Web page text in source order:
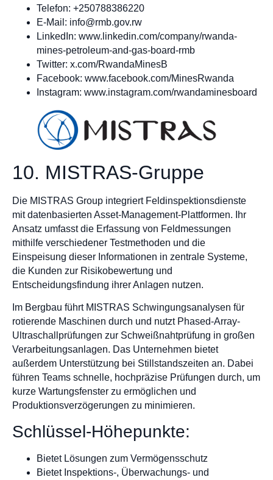
Telefon: +250788386220
E-Mail: info@rmb.gov.rw
LinkedIn: www.linkedin.com/company/rwanda-
mines-petroleum-and-gas-board-rmb
Twitter: x.com/RwandaMinesB
Facebook: www.facebook.com/MinesRwanda
Instagram: www.instagram.com/rwandaminesboard
10. MISTRAS-Gruppe
Die MISTRAS Group integriert Feldinspektionsdienste
mit datenbasierten Asset-Management-Plattformen. Ihr
Ansatz umfasst die Erfassung von Feldmessungen
mithilfe verschiedener Testmethoden und die
Einspeisung dieser Informationen in zentrale Systeme,
die Kunden zur Risikobewertung und
Entscheidungsfindung ihrer Anlagen nutzen.
Im Bergbau führt MISTRAS Schwingungsanalysen für
rotierende Maschinen durch und nutzt Phased-Array-
Ultraschallprüfungen zur Schweißnahtprüfung in großen
Verarbeitungsanlagen. Das Unternehmen bietet
außerdem Unterstützung bei Stillstandszeiten an. Dabei
führen Teams schnelle, hochpräzise Prüfungen durch, um
kurze Wartungsfenster zu ermöglichen und
Produktionsverzögerungen zu minimieren.
Schlüssel-Höhepunkte:
Bietet Lösungen zum Vermögensschutz
Bietet Inspektions-, Überwachungs- und